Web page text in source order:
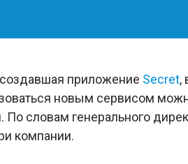
приложение Secret,
новым сервисом
По словам генерального
компании.